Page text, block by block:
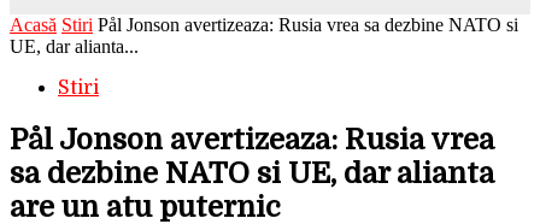
Acasă Stiri Pål Jonson avertizeaza: Rusia vrea sa dezbine NATO si
UE, dar alianta...
Stiri
Pål Jonson avertizeaza: Rusia vrea
sa dezbine NATO si UE, dar alianta
are un atu puternic